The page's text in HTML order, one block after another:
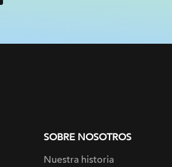
SOBRE NOSOTROS
Nuestra historia